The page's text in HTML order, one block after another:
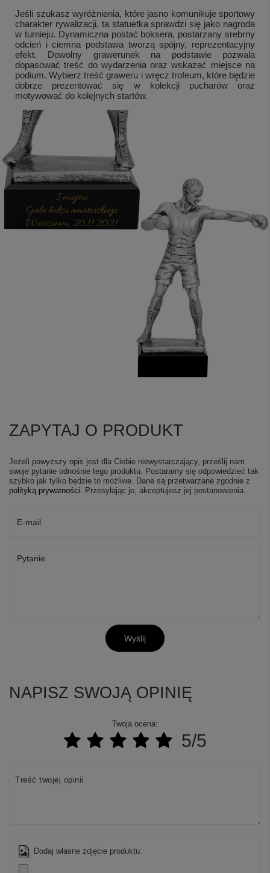
Jeśli szukasz wyróżnienia, które jasno komunikuje sportowy
charakter rywalizacji, ta statuetka sprawdzi się jako nagroda
w turnieju. Dynamiczna postać boksera, postarzany srebrny
odcień i ciemna podstawa tworzą spójny, reprezentacyjny
efekt. Dowolny grawerunek na podstawie pozwala
dopasować treść do wydarzenia oraz wskazać miejsce na
podium. Wybierz treść graweru i wręcz trofeum, które będzie
dobrze prezentować się w kolekcji pucharów oraz
motywować do kolejnych startów.
ZAPYTAJ O PRODUKT
Jeżeli powyższy opis jest dla Ciebie niewystarczający, prześlij nam
swoje pytanie odnośnie tego produktu. Postaramy się odpowiedzieć tak
szybko jak tylko będzie to możliwe. Dane są przetwarzane zgodnie z
polityką prywatności. Przesyłając je, akceptujesz jej postanowienia.
E-mail
Pytanie
Wyślij
NAPISZ SWOJĄ OPINIĘ
Twoja ocena:
5/5
Treść twojej opinii
Dodaj własne zdjęcie produktu: